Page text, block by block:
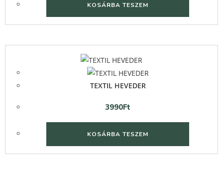
KOSÁRBA TESZEM
TEXTIL HEVEDER
3990Ft
KOSÁRBA TESZEM